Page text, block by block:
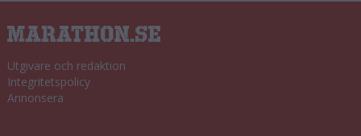
Utgivare och redaktion
Integritetspolicy
Annonsera